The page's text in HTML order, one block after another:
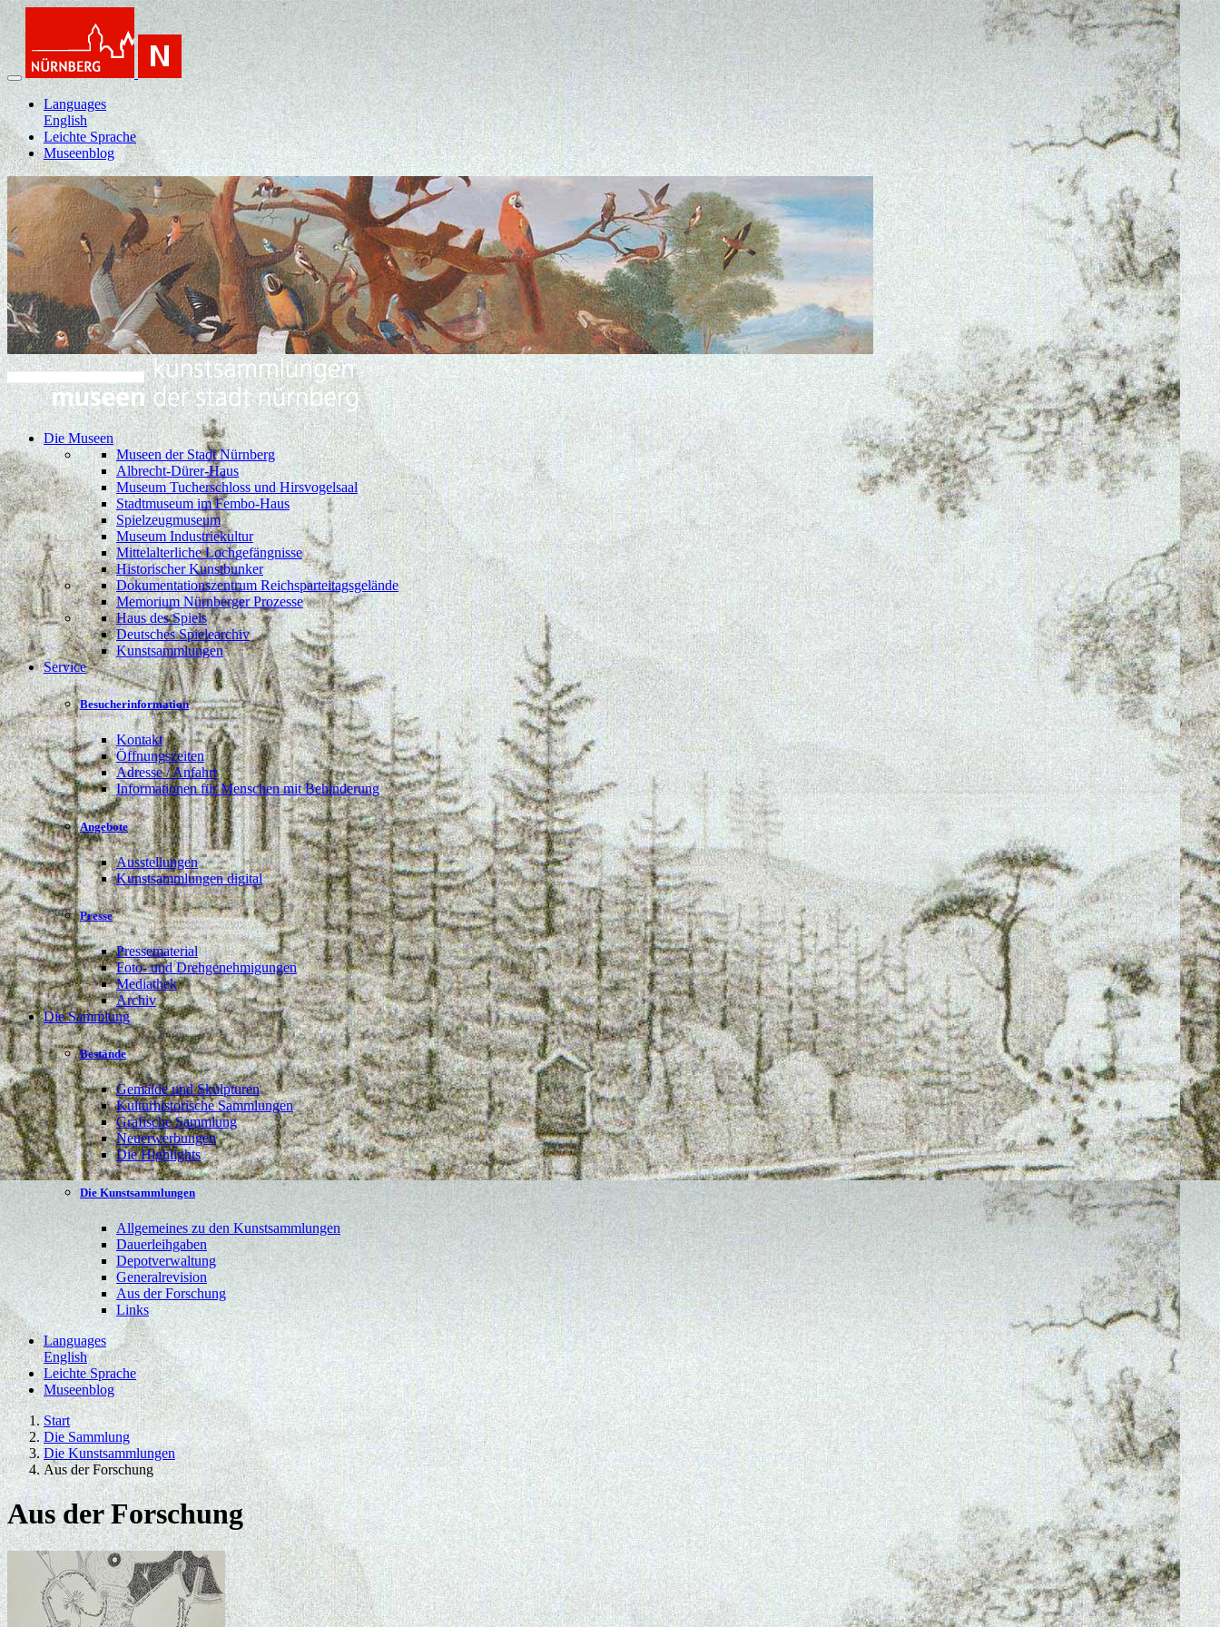
Languages
English
Leichte Sprache
Museenblog
Die Museen
Museen der Stadt Nürnberg
Albrecht-Dürer-Haus
Museum Tucherschloss und Hirsvogelsaal
Stadtmuseum im Fembo-Haus
Spielzeugmuseum
Museum Industriekultur
Mittelalterliche Lochgefängnisse
Historischer Kunstbunker
Dokumentationszentrum Reichsparteitagsgelände
Memorium Nürnberger Prozesse
Haus des Spiels
Deutsches Spielearchiv
Kunstsammlungen
Service
Besucherinformation
Kontakt
Öffnungszeiten
Adresse / Anfahrt
Informationen für Menschen mit Behinderung
Angebote
Ausstellungen
Kunstsammlungen digital
Presse
Pressematerial
Foto- und Drehgenehmigungen
Mediathek
Archiv
Die Sammlung
Bestände
Gemälde und Skulpturen
Kulturhistorische Sammlungen
Grafische Sammlung
Neuerwerbungen
Die Highlights
Die Kunstsammlungen
Allgemeines zu den Kunstsammlungen
Dauerleihgaben
Depotverwaltung
Generalrevision
Aus der Forschung
Links
Languages
English
Leichte Sprache
Museenblog
Start
Die Sammlung
Die Kunstsammlungen
Aus der Forschung
Aus der Forschung